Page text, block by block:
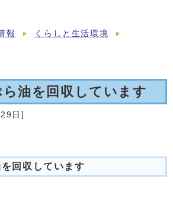
報 くらしと生活環境
油を回収しています
日 ]
回収しています